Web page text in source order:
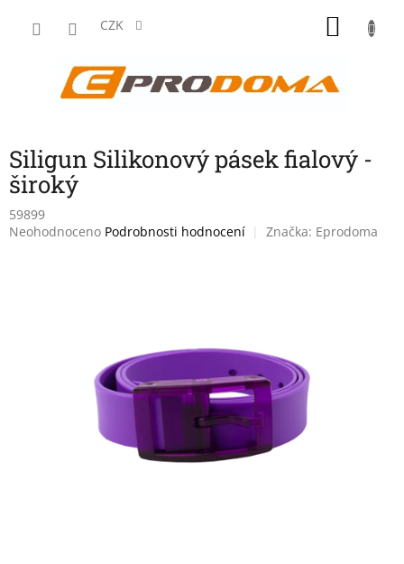
CZK
Siligun Silikonový pásek fialový -
široký
59899
Průměrné
Neohodnoceno Podrobnosti hodnocení Značka: Eprodoma